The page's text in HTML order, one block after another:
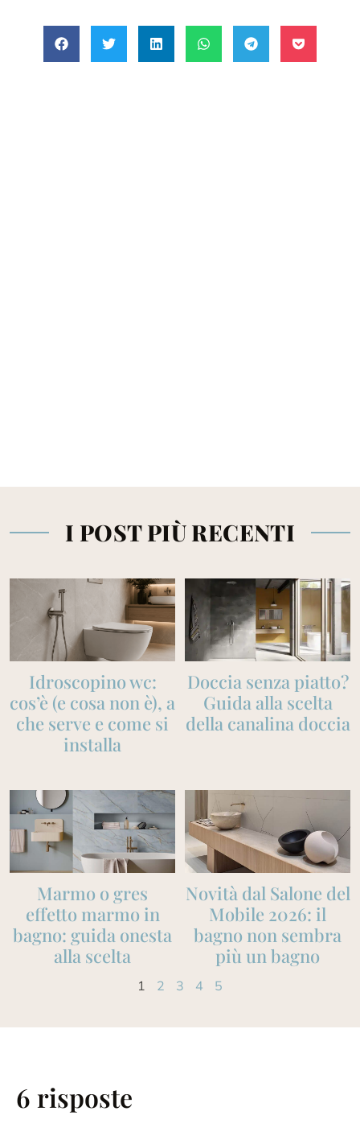
I POST PIÙ RECENTI
Idroscopino wc:
cos’è (e cosa non è), a
che serve e come si
installa
Doccia senza piatto?
Guida alla scelta
della canalina doccia
Marmo o gres
effetto marmo in
bagno: guida onesta
alla scelta
Novità dal Salone del
Mobile 2026: il
bagno non sembra
più un bagno
1 2 3 4 5
6 risposte